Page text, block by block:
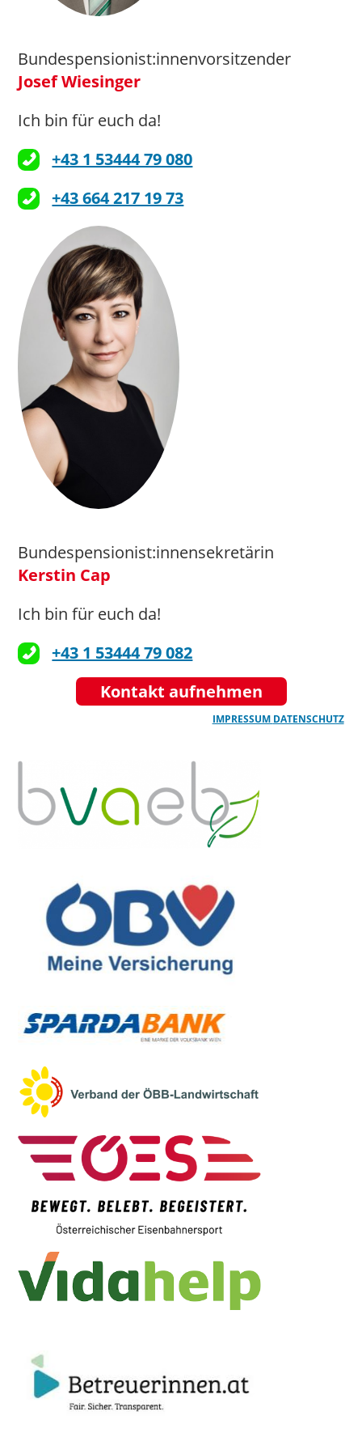
office@hauskrankenpflege-
vlbg.at
>>> Hier geht’s zur Website
arge@mohi.at
soziales@bregenz.at
>> Hier geht’s zur Website
seniorenbetreuung@feldkirch.at
>>> Hier geht’s zur Website
kontakt@caritas.at
>>> Hier geht’s zur Website
Zuständig für: Rettungsdienst
und Krankentransport, Pflege
und Betreuung, Wohnen und
soziale Dienstleistungen
>>> Hier geht’s zur Website
und Krankentransport, Pflege
und Betreuung, Wohnen und
soziale Dienstleistungen
Bundespensionist:innenvorsitzender
Josef Wiesinger
Ich bin für euch da!
+43 1 53444 79 080
+43 664 217 19 73
Bundespensionist:innensekretärin
Kerstin Cap
Ich bin für euch da!
+43 1 53444 79 082
Kontakt aufnehmen
IMPRESSUM DATENSCHUTZ